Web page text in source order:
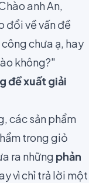
anh An,
đổi về vấn đề
chưa ạ, hay
không?"
đề xuất giải
các sản phẩm
trong giỏ
ra những phản
vì chỉ trả lời một